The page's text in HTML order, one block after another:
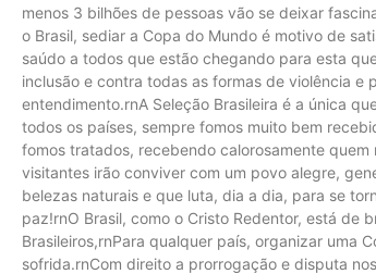
menos 3 bilhões de pessoas vão se deixar
o Brasil, sediar a Copa do Mundo é motivo de
saúdo a todos que estão chegando para esta
inclusão e contra todas as formas de violência
entendimento.rnA Seleção Brasileira é a única
todos os países, sempre fomos muito bem
fomos tratados, recebendo calorosamente
visitantes irão conviver com um povo alegre,
belezas naturais e que luta, dia a dia, para se
paz!rnO Brasil, como o Cristo Redentor, está de
Brasileiros,rnPara qualquer país, organizar uma
sofrida.rnCom direito a prorrogação e disputa